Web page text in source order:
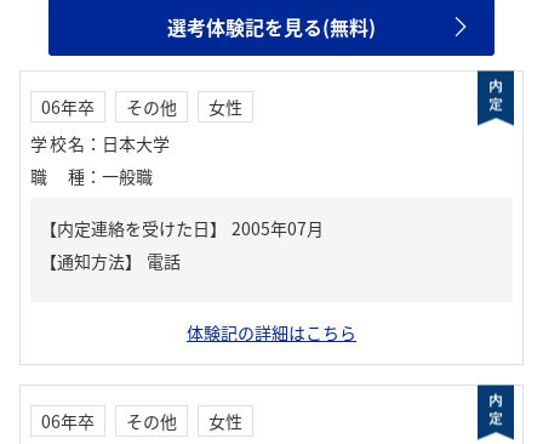
選考体験記を見る(無料)
06年卒 その他
女性
学校名 ： 日本大学
職種 ： 一般職
【内定連絡を受けた日】
2005年07月
【通知方法】
電話
体験記の詳細はこちら
06年卒 その他
女性